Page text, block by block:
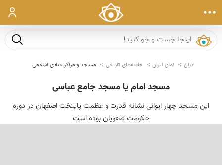
ورود
جست و
ایران نمای ایران جاذبه‌های تاریخی مساجد و مراکز عبادی اسلامی
مسجد امام یا مسجد جامع عباسی
این مسجد چهار ایوانی نشانه قدرت و عظمت پایتخت اصفهان در دوره
حکومت صفویان بوده است